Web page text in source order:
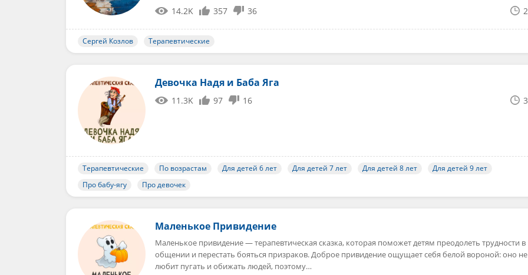
14.2K 357 36
Сергей Козлов Терапевтические
Девочка Надя и Баба Яга
11.3K 97 16
Терапевтические По возрастам Для детей 6 лет Для детей 7 лет Для детей 8 лет
Для детей 9 лет
Про бабу-ягу
Про девочек
Маленькое Привидение
Маленькое привидение — терапевтическая сказка, которая поможет детям преодолеть трудности в
общении и перестать бояться призраков. Доброе привидение ощущает себя белой вороной: оно не
любит пугать и обижать людей, поэтому…